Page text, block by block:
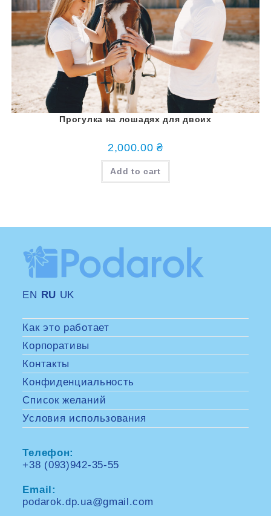
Прогулка на лошадях для двоих
2,000.00₴
Add to cart
EN RU UK
Как это работает
Корпоративы
Контакты
Конфиденциальность
Список желаний
Условия использования
Телефон:
+38 (093)942-35-55
your
application
Email:
podarok.dp.ua@gmail.com